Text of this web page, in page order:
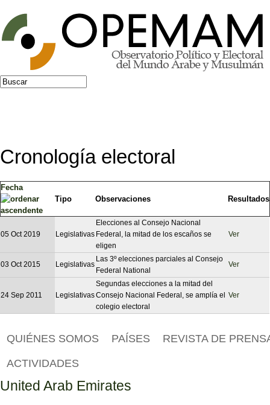
Jump to navigation
Formulario de búsqueda
Buscar
Cronología electoral
Fecha
Tipo
Observaciones Resultados
05 Oct 2019 Legislativas
Elecciones al Consejo Nacional
Federal, la mitad de los escaños se
eligen
Ver
03 Oct 2015 Legislativas
Las 3º elecciones parciales al Consejo
Federal National
Ver
24 Sep 2011 Legislativas
Segundas elecciones a la mitad del
Consejo Nacional Federal, se amplía el
colegio electoral
Ver
QUIÉNES SOMOS PAÍSES REVISTA DE
ACTIVIDADES
United Arab Emirates